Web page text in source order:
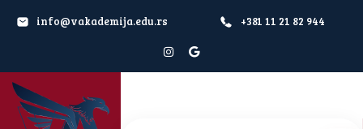
info@vakademija.edu.rs +381 11 21 82 944